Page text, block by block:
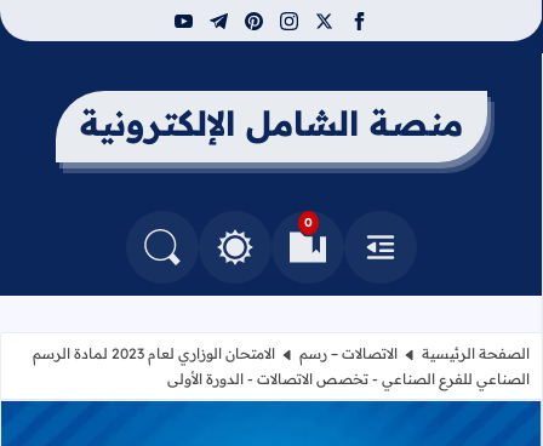
facebook
x
instagram
pinterest
telegram
youtube
منصة الشامل الإلكترونية
القائمة
0
العلامات المرجعيةالتغيير بين الوضع النهاري والداكن
البحث في المدونة
الصفحة الرئيسية الاتصالات – رسم
الامتحان الوزاري لعام 2023 لمادة الرسم
الصناعي للفرع الصناعي - تخصص الاتصالات - الدورة الأولى